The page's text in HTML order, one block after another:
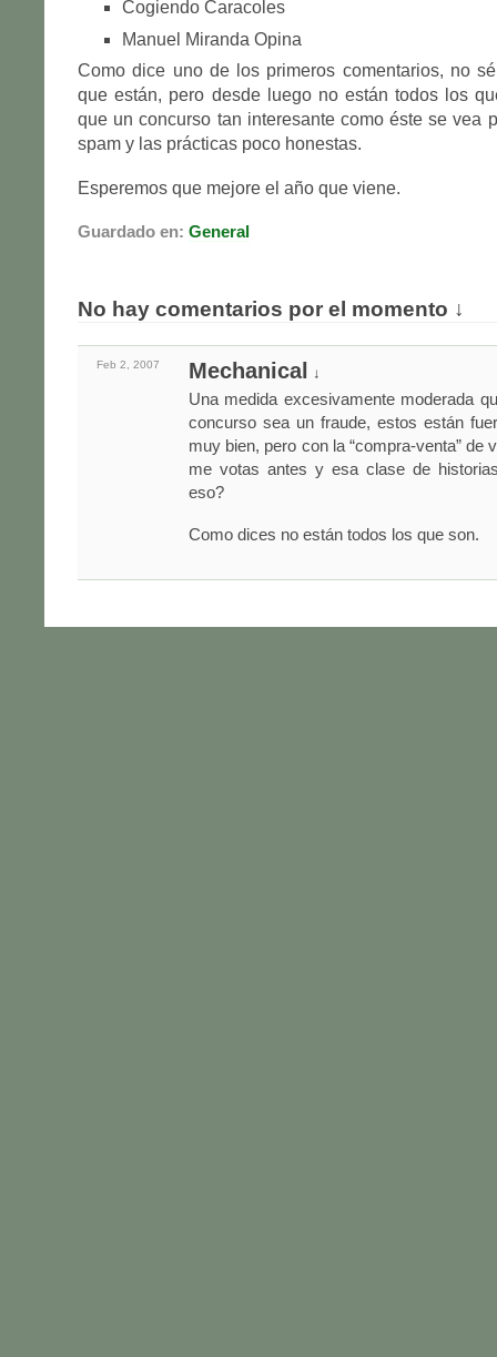
Cogiendo Caracoles
Manuel Miranda Opina
Como dice uno de los primeros comentarios, no
que están, pero desde luego no están todos los
que un concurso tan interesante como éste se vea
spam y las prácticas poco honestas.
Esperemos que mejore el año que viene.
Guardado en: General
No hay comentarios por el momento ↓
Feb 2, 2007 Mechanical ↓
Una medida excesivamente moderada
concurso sea un fraude, estos están
muy bien, pero con la “compra-venta” de
me votas antes y esa clase de
eso?
Como dices no están todos los que son.